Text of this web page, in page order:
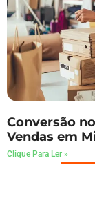
Conversão
Vendas em
Clique Para Ler »